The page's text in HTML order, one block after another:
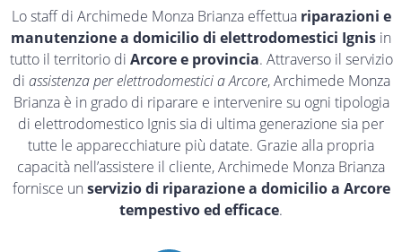
Lo staff di Archimede Monza Brianza effettua riparazioni e
manutenzione a domicilio di elettrodomestici Ignis in
tutto il territorio di Arcore e provincia. Attraverso il servizio
di assistenza per elettrodomestici a Arcore, Archimede Monza
Brianza è in grado di riparare e intervenire su ogni tipologia
di elettrodomestico Ignis sia di ultima generazione sia per
tutte le apparecchiature più datate. Grazie alla propria
capacità nell’assistere il cliente, Archimede Monza Brianza
fornisce un servizio di riparazione a domicilio a Arcore
tempestivo ed efficace.